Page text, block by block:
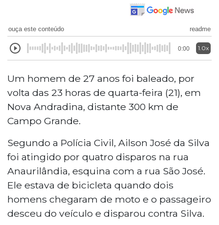
ouça este conteúdo readme
0:00 1.0x
Um homem de 27 anos foi baleado, por
volta das 23 horas de quarta-feira (21), em
Nova Andradina, distante 300 km de
Campo Grande.
Segundo a Polícia Civil, Ailson José da Silva
foi atingido por quatro disparos na rua
Anaurilândia, esquina com a rua São José.
Ele estava de bicicleta quando dois
homens chegaram de moto e o passageiro
desceu do veículo e disparou contra Silva.